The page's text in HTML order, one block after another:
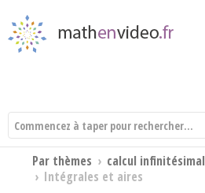
Par thèmes › calcul infinitésimal
› Intégrales et aires